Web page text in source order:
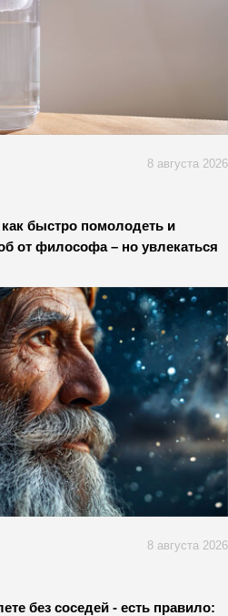
8 августа 2026
быстро помолодеть и
от философа – но увлекаться
8 августа 2026
без соседей - есть правило: